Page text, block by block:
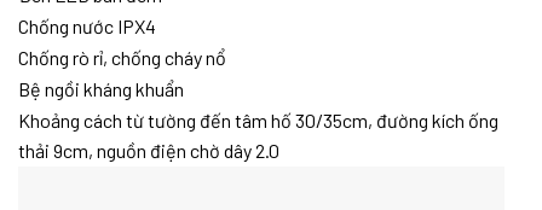
Chống nước IPX4
Chống rò rỉ, chống cháy nổ
Bệ ngồi kháng khuẩn
Khoảng cách từ tường đến tâm hố 30/35cm, đường kích ống
thải 9cm, nguồn điện chờ dây 2.0